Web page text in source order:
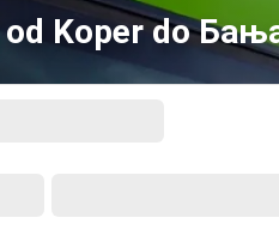
od Koper do